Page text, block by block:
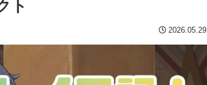
ト
2026.05.29